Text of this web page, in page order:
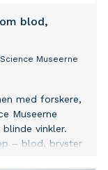
blod,
Museerne
med forskere,
Museerne
vinkler.
– blod, bryster